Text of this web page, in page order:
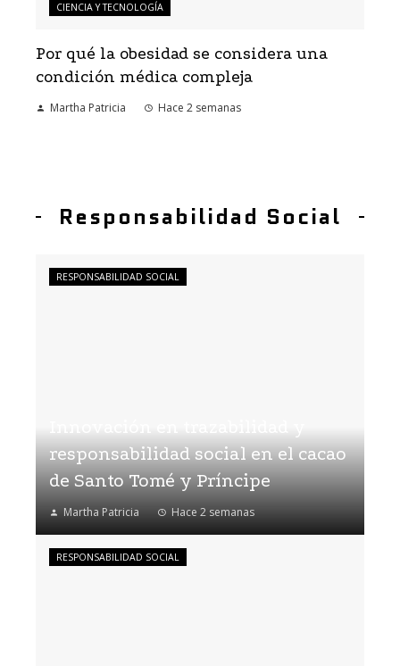
CIENCIA Y TECNOLOGÍA
Por qué la obesidad se considera una
condición médica compleja
Martha Patricia Hace 2 semanas
Responsabilidad Social
responsabilidad social en el cacao
de Santo Tomé y Príncipe
Martha Patricia Hace 2 semanas
RESPONSABILIDAD SOCIAL
RESPONSABILIDAD SOCIAL